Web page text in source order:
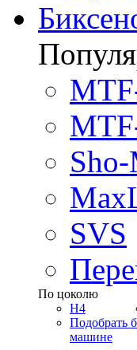
SVS
По цоколю
H4
Подобрать
машине